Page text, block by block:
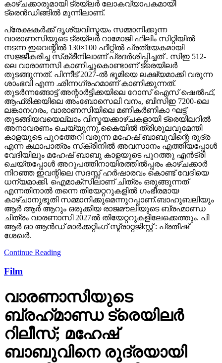
കാഴ്ചക്കാരുമായി ട്രയ്ലർ ലോകവ്യാപകമായി
ട്രെൻഡിങ്ങിൽ മുന്നിലാണ്.
പ്രേക്ഷകർക്ക് ദൃശ്യവിസ്മയം സമ്മാനിക്കുന്ന
വാരാണസിയുടെ ട്രയ്ലർ റാമോജി ഫിലിം സിറ്റിയിൽ
നടന്ന ഇവെന്റിൽ 130×100 ഫീറ്റിൽ പ്രത്യേകമായി
സജ്ജീകരിച്ച സ്‌ക്രീനിലാണ് പ്രദർശിപ്പിച്ചത് . സിഇ 512-
ലെ വാരാണസി കാണിച്ചുകൊണ്ടാണ് ട്രെയിലര്‍
തുടങ്ങുന്നത്. പിന്നീട് 2027-ല്‍ ഭൂമിയെ ലക്ഷ്യമാക്കി വരുന്ന
ശാംഭവി എന്ന ഛിന്നഗ്രഹമാണ് കാണിക്കുന്നത്.
തുടര്‍ന്നങ്ങോട്ട് അന്റാര്‍ട്ടിക്കയിലെ റോസ് ഐസ് ഷെല്‍ഫ്,
ആഫ്രിക്കയിലെ അംബോസെലി വനം, ബിസിഇ 7200-ലെ
ലങ്കാനഗരം, വാരാണസിയിലെ മണികര്‍ണികാ ഘട്ട്
തുടങ്ങിയവയെല്ലാം വിസ്മയക്കാഴ്ചകളായി ട്രെയിലറില്‍
അനാവരണം ചെയ്യുന്നു.കൈയില്‍ ത്രിശൂലവുമേന്തി
കാളയുടെ പുറത്തേറി വരുന്ന മഹേഷ് ബാബുവിന്റെ രുദ്ര
എന്ന കഥാപാത്രം സ്‌ക്രീനിൽ അവസാനം എത്തിയപ്പോൾ
വേദിയിലും മഹേഷ് ബാബു കാളയുടെ പുറത്തു എൻട്രി
ചെയ്തപ്പോൾ അറുപത്തിനായിരത്തിൽപ്പരം കാഴ്ചക്കാർ
നിറഞ്ഞ ഇവന്റിലെ സദസ്സ് ഹർഷാരവം കൊണ്ട് വേദിയെ
ധന്യമാക്കി. ഐമാക്‌സിലാണ് ചിത്രം ഒരുങ്ങുന്നത്
എന്നതിനാല്‍ തന്നെ തിയേറ്ററുകളില്‍ ഗംഭീരമായ
കാഴ്ചാനുഭൂതി സമ്മാനിക്കുമെന്നുറപ്പാണ്.ബാഹുബലിയും
ആർ ആർ ആറും ഒരുക്കിയ രാജമൗലിയുടെ ബ്രഹ്മാണ്ഡ
ചിത്രം വാരണാസി 2027ൽ തിയേറ്ററുകളിലേക്കെത്തും. പി
ആർ ഓ ആൻഡ് മാർക്കറ്റിംഗ് സ്ട്രാറ്റജിസ്റ്റ് : പ്രതീഷ്
ശേഖർ.
Continue Reading
Film
വാരണാസിയുടെ
ബ്രഹ്‌മാണ്ഡ ട്രെയിലര്‍
റിലീസ്; മഹേഷ്
ബാബുവിനെ രുദ്രയായി